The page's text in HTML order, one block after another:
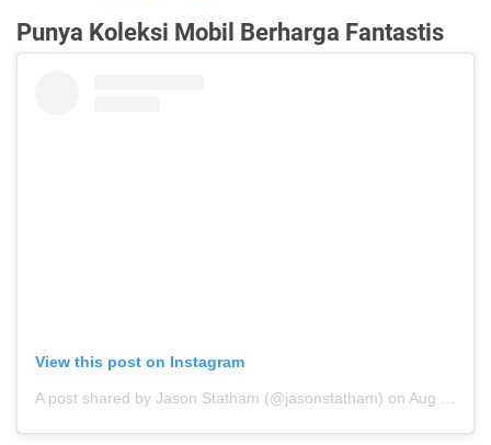
Punya Koleksi Mobil Berharga Fantastis
View this post on Instagram
A post shared by Jason Statham (@jasonstatham) on Aug 11, 2019 at 8:49pm PDT